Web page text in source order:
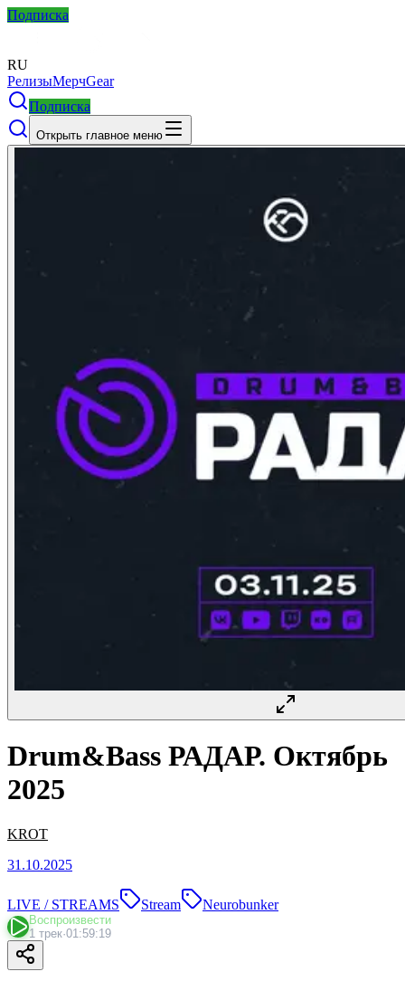
Подписка
RU
РелизыМерчGear
Подписка
Открыть главное меню
Drum&Bass РАДАР. Октябрь
2025
KROT
31.10.2025
LIVE / STREAMS Stream Neurobunker
Воспроизвести
1 трек·01:59:19